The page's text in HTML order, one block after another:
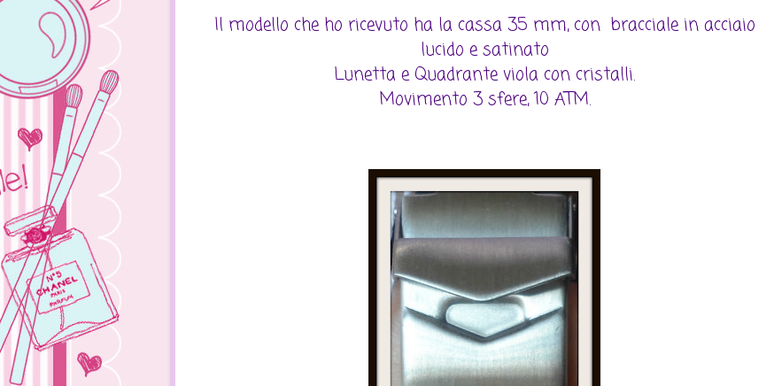
Il modello che ho ricevuto ha la cassa 35 mm, con bracciale in acciaio
lucido e satinato
Lunetta e Quadrante viola con cristalli.
Movimento 3 sfere, 10 ATM.